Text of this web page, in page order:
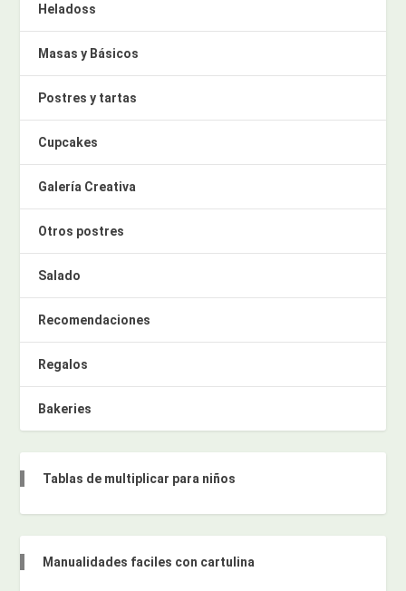
Heladoss
Masas y Básicos
Postres y tartas
Cupcakes
Galería Creativa
Otros postres
Salado
Recomendaciones
Regalos
Bakeries
Tablas de multiplicar para niños
Manualidades faciles con cartulina